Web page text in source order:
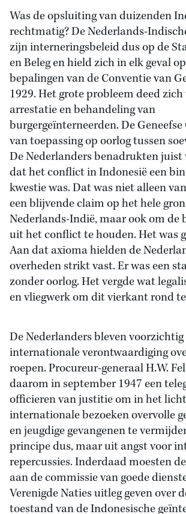
Was de opsluiting van duizenden
rechtmatig? De Nederlands-
zijn interneringsbeleid dus op de
en Beleg en hield zich in elk geval
bepalingen van de Conventie van
1929. Het grote probleem deed
arrestatie en behandeling van
burgergeïnterneerden. De
van toepassing op oorlog tussen
De Nederlanders benadrukten
dat het conflict in Indonesië een
kwestie was. Dat was niet alleen
een blijvende claim op het hele
Nederlands-Indië, maar ook om de
uit het conflict te houden. Het was
Aan dat axioma hielden de
overheden strikt vast. Er was een
zonder oorlog. Het vergde wat
en vliegwerk om dit vierkant rond
De Nederlanders bleven voorzichtig
internationale verontwaardiging
roepen. Procureur-generaal H.W.
daarom in september 1947 een
officieren van justitie om in het
internationale bezoeken overvolle
en jeugdige gevangenen te
principe dus, maar uit angst voor
repercussies. Inderdaad moesten
aan de commissie van goede
Verenigde Naties uitleg geven over
toestand van de Indonesische